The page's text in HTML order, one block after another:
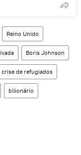
Reino Unido
Boris Johnson
crise de refugiados
bilionário